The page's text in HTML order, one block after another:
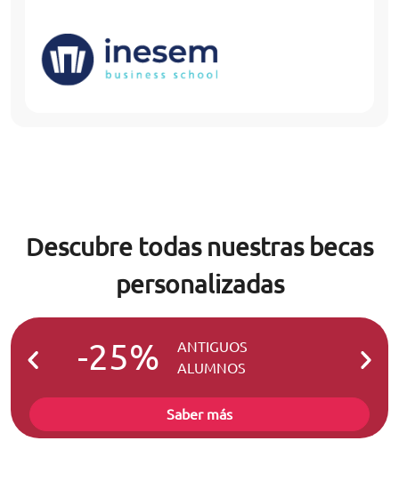
Descubre todas nuestras becas
personalizadas
-25%
ANTIGUOS
ALUMNOS
-
Saber más